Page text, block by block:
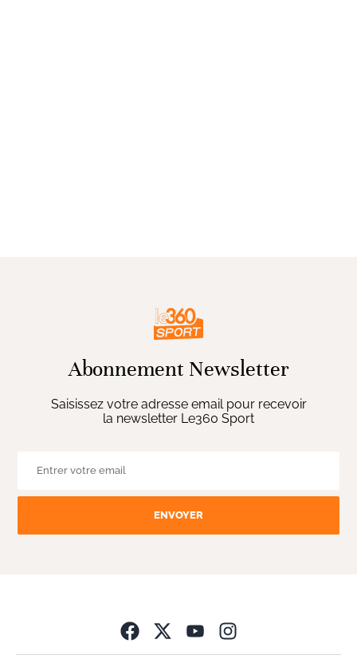
Abonnement Newsletter
Saisissez votre adresse email pour recevoir
la newsletter Le360 Sport
ENVOYER